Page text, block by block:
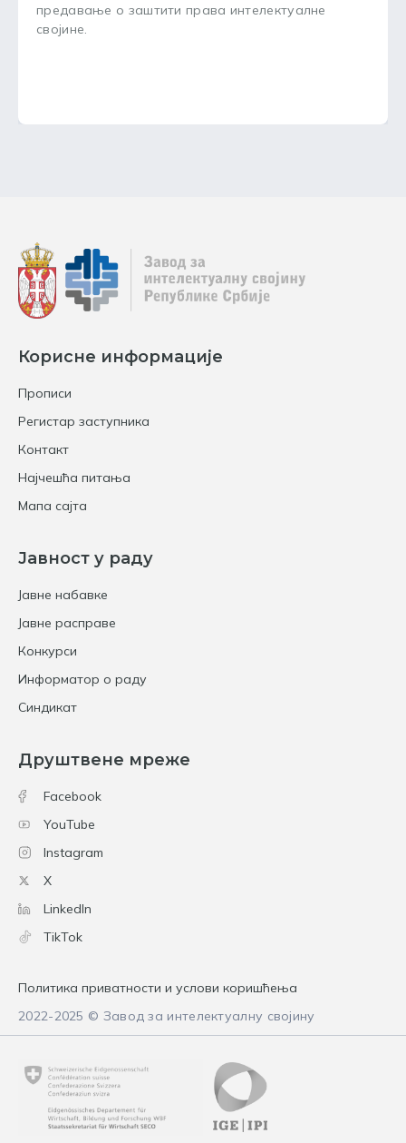
предавање о заштити права интелектуалне
својине.
Корисне информације
Прописи
Регистар заступника
Контакт
Најчешћа питања
Мапа сајта
Јавност у раду
Јавне набавке
Јавне расправе
Конкурси
Информатор о раду
Синдикат
Друштвене мреже
Facebook
YouTube
Instagram
X
LinkedIn
TikTok
Политика приватности и услови коришћења
2022-2025 © Завод за интелектуалну својину